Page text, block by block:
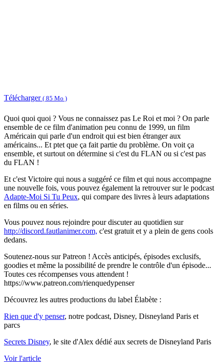
Télécharger ( 85 Mo )
Quoi quoi quoi ? Vous ne connaissez pas Le Roi et moi ? On parle
ensemble de ce film d'animation peu connu de 1999, un film
Américain qui parle d'un endroit qui est bien étranger aux
américains... Et ptet que ça fait partie du problème. On voit ça
ensemble, et surtout on détermine si c'est du FLAN ou si c'est pas
du FLAN !
Et c'est Victoire qui nous a suggéré ce film et qui nous accompagne
une nouvelle fois, vous pouvez également la retrouver sur le podcast
Adapte-Moi Si Tu Peux, qui compare des livres à leurs adaptations
en films ou en séries.
Vous pouvez nous rejoindre pour discuter au quotidien sur
http://discord.fautlanimer.com, c'est gratuit et y a plein de gens cools
dedans.
Soutenez-nous sur Patreon ! Accès anticipés, épisodes exclusifs,
goodies et même la possibilité de prendre le contrôle d'un épisode...
Toutes ces récompenses vous attendent !
https://www.patreon.com/rienquedypenser
Découvrez les autres productions du label Élabète :
Rien que d'y penser, notre podcast, Disney, Disneyland Paris et
parcs
Secrets Disney, le site d'Alex dédié aux secrets de Disneyland Paris
Voir l'article